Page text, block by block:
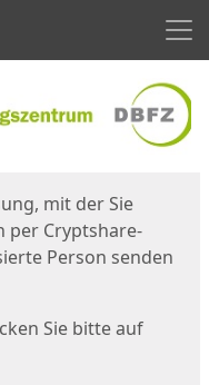
mit der Sie
per Cryptshare-
Person senden
Sie bitte auf